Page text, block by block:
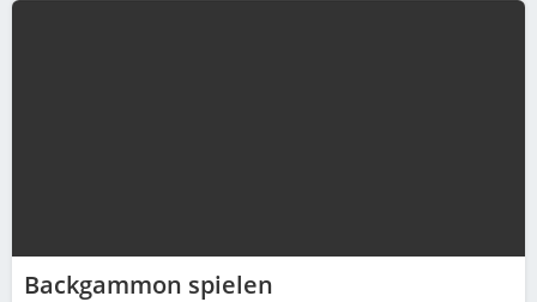
Backgammon spielen